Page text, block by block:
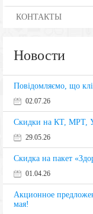
КОНТАКТЫ
Новости
Повідомляємо, що
02.07.26
Скидки на КТ, МРТ,
29.05.26
Скидка на пакет
01.04.26
Акционное
мая!